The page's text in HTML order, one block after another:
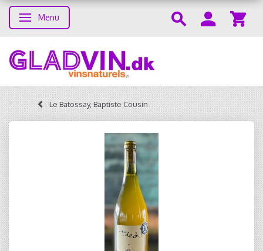
Skifte navigation
Menu
Le Batossay, Baptiste Cousin